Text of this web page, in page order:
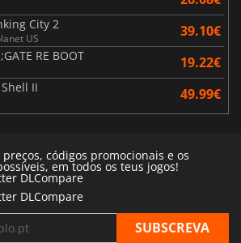
City 2
US 39.10€
RE BOOT 19.22€
II 49.99€
códigos promocionais e os
em todos os teus jogos!
DLCompare
DLCompare